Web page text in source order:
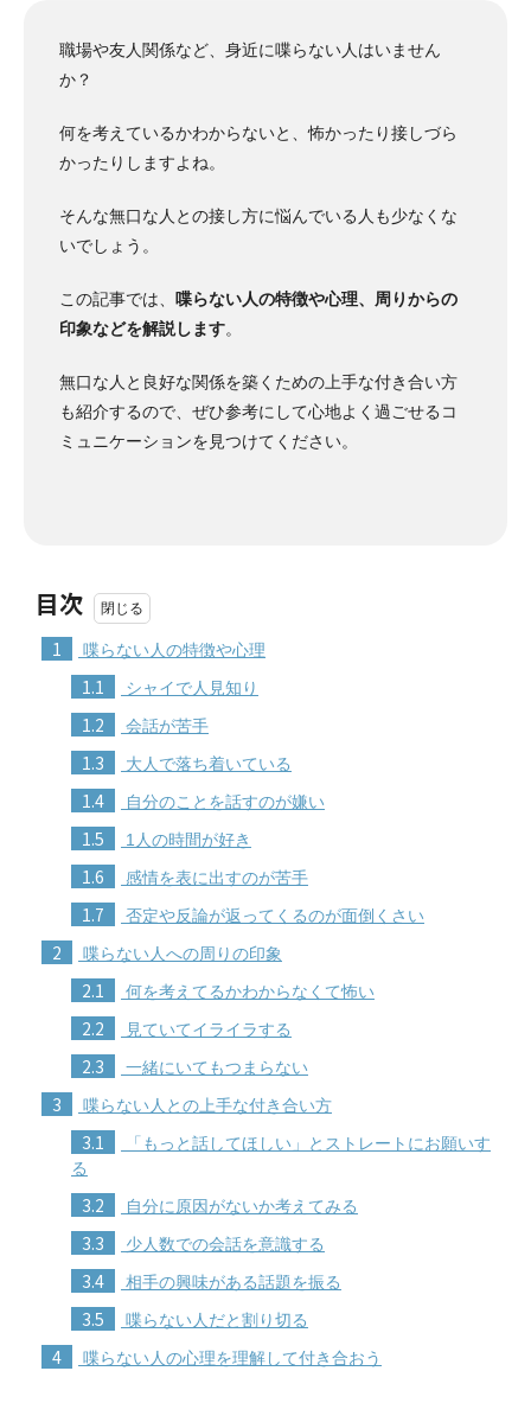
職場や友人関係など、身近に喋らない人はいません
か？
何を考えているかわからないと、怖かったり接しづら
かったりしますよね。
そんな無口な人との接し方に悩んでいる人も少なくな
いでしょう。
この記事では、
喋らない人の特徴や心理、周りからの
印象などを解説します。
無口な人と良好な関係を築くための上手な付き合い方
も紹介するので、ぜひ参考にして心地よく過ごせるコ
ミュニケーションを見つけてください。
目次
1 喋らない人の特徴や心理
1.1 シャイで人見知り
1.2 会話が苦手
1.3 大人で落ち着いている
1.4 自分のことを話すのが嫌い
1.5 1人の時間が好き
1.6 感情を表に出すのが苦手
1.7 否定や反論が返ってくるのが面倒くさい
2 喋らない人への周りの印象
2.1 何を考えてるかわからなくて怖い
2.2 見ていてイライラする
2.3 一緒にいてもつまらない
3 喋らない人との上手な付き合い方
3.1
「もっと話してほしい」とストレートにお願いす
る
3.2 自分に原因がないか考えてみる
3.3 少人数での会話を意識する
3.4 相手の興味がある話題を振る
3.5 喋らない人だと割り切る
4 喋らない人の心理を理解して付き合おう